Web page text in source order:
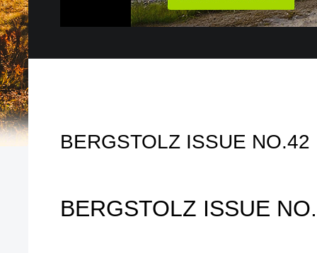
BERGSTOLZ ISSUE NO.42
BERGSTOLZ ISSUE